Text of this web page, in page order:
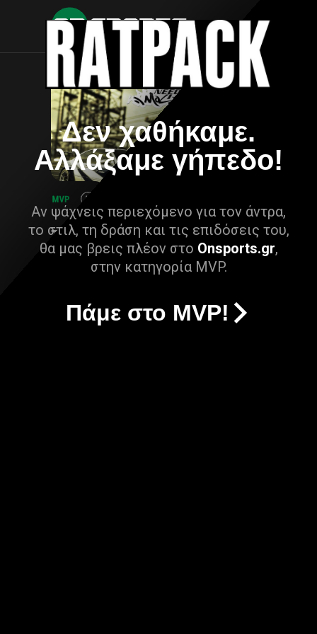
Δεν χαθήκαμε.
Αλλάξαμε γήπεδο!
Αν ψάχνεις περιεχόμενο για τον άντρα,
το στιλ, τη δράση και τις επιδόσεις του,
θα μας βρεις πλέον στο Onsports.gr,
στην κατηγορία MVP.
Πάμε στο MVP!